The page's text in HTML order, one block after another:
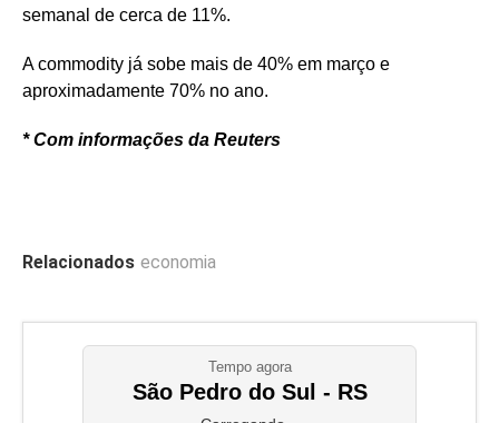
semanal de cerca de 11%.
A commodity já sobe mais de 40% em março e
aproximadamente 70% no ano.
* Com informações da Reuters
Relacionados economia
Tempo agora
São Pedro do Sul - RS